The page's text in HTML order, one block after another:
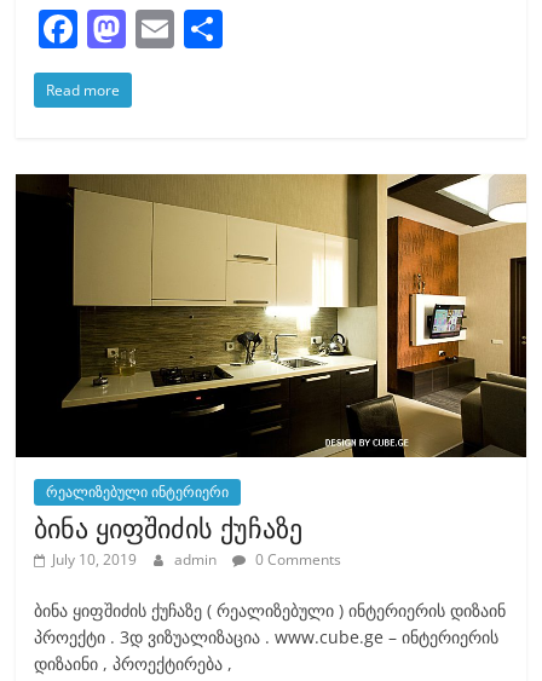
F
a
c
b
k
M
a
st
d
E
Read more
რეალიზებული ინტერიერი
ბინა ყიფშიძის ქუჩაზე
July 10, 2019 admin 0 Comments
ბინა ყიფშიძის ქუჩაზე ( რეალიზებული ) ინტერიერის დიზაინ
პროექტი . 3დ ვიზუალიზაცია . www.cube.ge – ინტერიერის
დიზაინი , პროექტირება ,